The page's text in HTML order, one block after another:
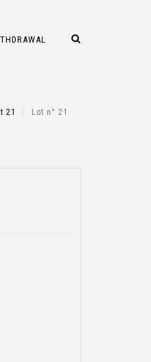
21 Lot n° 21